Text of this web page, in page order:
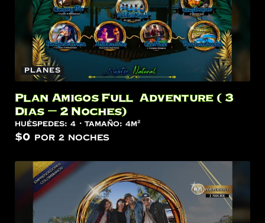
Planes
Plan Amigos Full Adventure ( 3
Dias – 2 Noches)
Huéspedes: 4 Tamaño: 4m²
$0 por 2 noches